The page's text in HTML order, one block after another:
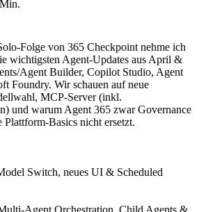
von 365 Checkpoint nehme ich
wichtigsten Agent‑Updates aus April &
Agent Builder, Copilot Studio, Agent
Foundry. Wir schauen auf neue
MCP‑Server (inkl.
und warum Agent 365 zwar Governance
Plattform‑Basics nicht ersetzt.
Switch, neues UI & Scheduled